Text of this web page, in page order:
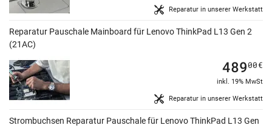
Reparatur in unserer Werkstatt
Reparatur Pauschale Mainboard für Lenovo ThinkPad L13 Gen 2
(21AC)
Reparatur in unserer Werkstatt
48900€
inkl. 19% MwSt
Strombuchsen Reparatur Pauschale für Lenovo ThinkPad L13 Gen